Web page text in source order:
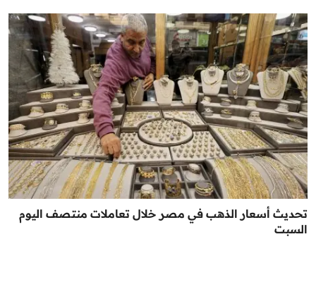
تحديث أسعار الذهب في مصر خلال تعاملات منتصف اليوم
السبت